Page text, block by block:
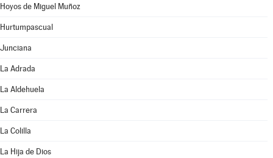
Hoyos de Miguel Muñoz
Hurtumpascual
Junciana
La Adrada
La Aldehuela
La Carrera
La Colilla
La Hija de Dios